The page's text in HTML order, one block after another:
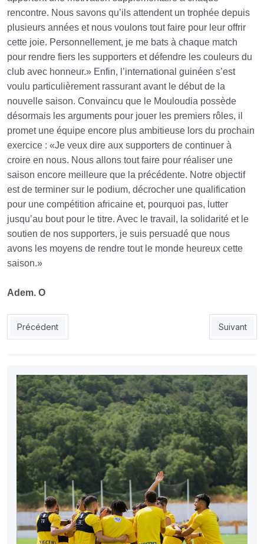
rencontre. Nous savons qu’ils attendent un trophée depuis
plusieurs années et nous voulons tout faire pour leur offrir
cette joie. Personnellement, je me bats à chaque match
pour rendre fiers les supporters et défendre les couleurs du
club avec honneur.» Enfin, l’international guinéen s’est
voulu particulièrement rassurant avant le début de la
nouvelle saison. Convaincu que le Mouloudia possède
désormais les arguments pour jouer les premiers rôles, il
promet une équipe encore plus ambitieuse lors du prochain
exercice : «Je veux dire aux supporters de continuer à
croire en nous. Nous allons tout faire pour réaliser une
saison encore meilleure que la précédente. Notre objectif
est de terminer sur le podium, décrocher une qualification
pour une compétition africaine et, pourquoi pas, lutter
jusqu’au bout pour le titre. Avec le travail, la solidarité et le
soutien de nos supporters, je suis persuadé que nous
avons les moyens de rendre tout le monde heureux cette
saison.»
Adem. O
Article précédent : ESS : Hamek intransférable !
Précédent Article
Suivant